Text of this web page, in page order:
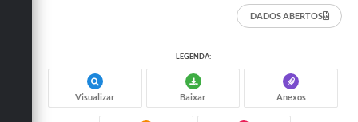
DADOS ABERTOS
LEGENDA:
Visualizar Baixar Anexos